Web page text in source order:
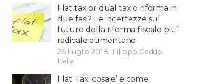
Flat tax or dual tax o riforma in
due fasi? Le incertezze sul
futuro della riforma fiscale piu’
radicale aumentano
26 Luglio 2018
Filippo Gaddo
Italia
Flat Tax: cosa e’ e come